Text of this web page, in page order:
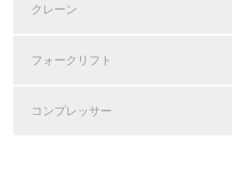
クレーン
フォークリフト
コンプレッサー